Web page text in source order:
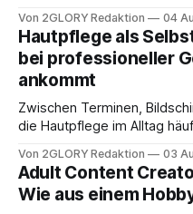
besitzt, loggt sich heute
Portal ein. Der klassische
Von 2GLORY Redaktion 04
Hautpflege als
bei professioneller
ankommt
Zwischen Terminen,
die Hautpflege im Alltag
Drogerie – mehr ist zeitlich
Haut empfindlich auf
Umwelteinflüsse: Sie wirkt
Von 2GLORY Redaktion 03
Adult Content
Wie aus einem